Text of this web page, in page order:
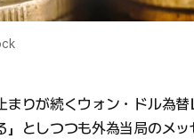
まりが続くウォン・ドル為
」としつつも外為当局のメ